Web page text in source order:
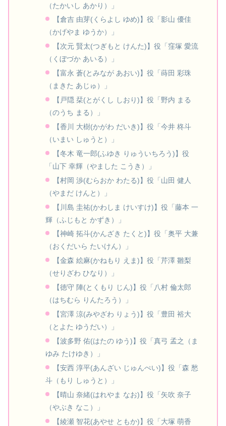
（たかいし あかり）」
【倉吉 由芽(くらよし ゆめ)】役「影山 優佳
（かげやま ゆうか）」
【次元 賢太(つぎもと けんた)】役「窪塚 愛流
（くぼづか あいる）」
【富永 蒼(とみなが あおい)】役「蒔田 彩珠
（まきた あじゅ）」
【戸隠 栞(とがくし しおり)】役「野内 まる
（のうち まる）」
【香川 大樹(かがわ だいき)】役「今井 柊斗
（いまい しゅうと）」
【冬木 竜一郎(ふゆき りゅういちろう)】役
「山下 幸輝（やました こうき）」
【村岡 渉(むらおか わたる)】役「山田 健人
（やまだ けんと）」
【川島 圭祐(かわしま けいすけ)】役「藤本 一
輝（ふじもと かずき）」
【神崎 拓斗(かんざき たくと)】役「奥平 大兼
（おくだいら たいけん）」
【金森 絵麻(かねもり えま)】役「芹澤 雛梨
（せりざわ ひなり）」
【徳守 陣(とくもり じん)】役「八村 倫太郎
（はちむら りんたろう）」
【宮澤 涼(みやざわ りょう)】役「豊田 裕大
（とよた ゆうだい）」
【波多野 佑(はたの ゆう)】役「真弓 孟之（ま
ゆみ たけゆき）」
【安西 淳平(あんざい じゅんぺい)】役「森 愁
斗（もり しゅうと）」
【晴山 奈緒(はれやま なお)】役「矢吹 奈子
（やぶき なこ）」
【綾瀬 智花(あやせ ともか)】役「大塚 萌香